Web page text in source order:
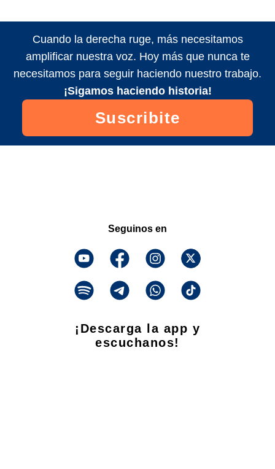
Cuando la derecha ruge, más necesitamos
amplificar nuestra voz. Hoy más que nunca te
necesitamos para seguir haciendo nuestro trabajo.
¡Sigamos haciendo historia!
Suscribite
Seguinos en
¡Descarga la app y
escuchanos!